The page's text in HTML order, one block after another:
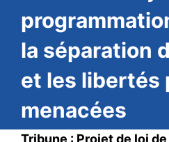
la séparation
et les libertés
menacées
Tribune : Projet de loi